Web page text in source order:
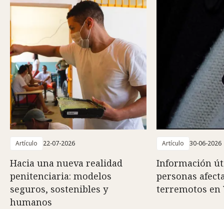
Artículo 22-07-2026
Hacia una nueva realidad
penitenciaria: modelos
seguros, sostenibles y
humanos
Artículo 30-06-2026
Información
personas
terremotos en